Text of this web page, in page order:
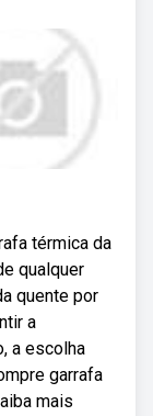
térmica da
qualquer
quente por
a
a escolha
garrafa
mais